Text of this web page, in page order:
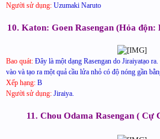
Người sử dụng: Uzumaki Naruto
10. Katon: Goen Rasengan (Hỏa
Bao quát: Đây là một dạng Rasengan do Jiraiyatạo
vào và tạo ra một quả cầu lửa nhỏ có độ nóng gần
Xếp hạng: B
Người sử dụng: Jiraiya.
11. Chou Odama Rasengan ( Cự